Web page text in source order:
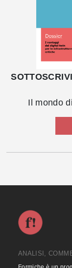
Il mondo
ANALISI,